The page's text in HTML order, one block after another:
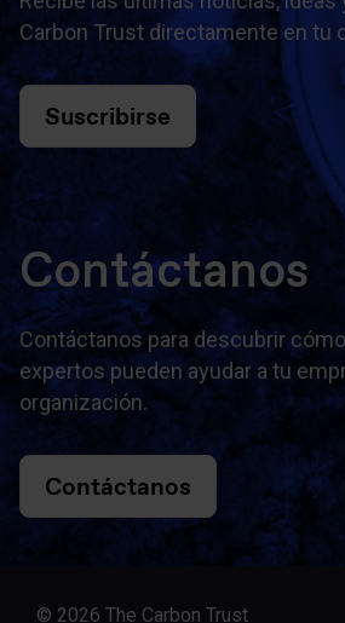
Carbon Trust directamente en tu
Suscribirse
Contáctanos
Contáctanos para descubrir
expertos pueden ayudar a tu
organización.
Contáctanos
© 2026 The Carbon Trust